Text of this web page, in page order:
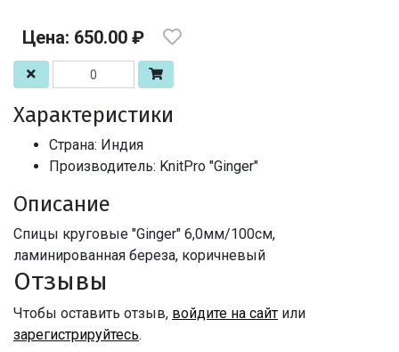
Цена: 650.00 ₽
Характеристики
Страна: Индия
Производитель: KnitPro "Ginger"
Описание
Спицы круговые "Ginger" 6,0мм/100см,
ламинированная береза, коричневый
Отзывы
Чтобы оставить отзыв, войдите на сайт или
зарегистрируйтесь.